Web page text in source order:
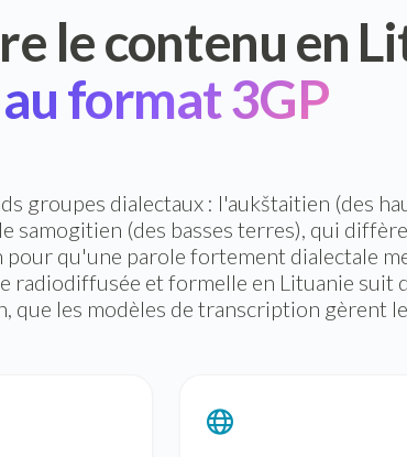
le contenu en
au format 3GP
groupes dialectaux : l'aukštaitien (des
samogitien (des basses terres), qui
qu'une parole fortement dialectale
radiodiffusée et formelle en Lituanie suit
que les modèles de transcription gèrent